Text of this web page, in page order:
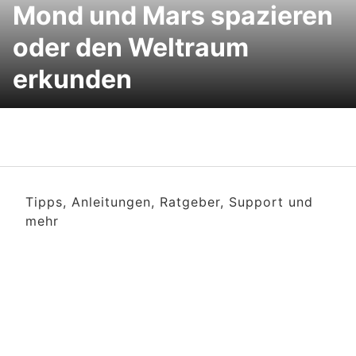
Mond und Mars spazieren
oder den Weltraum
erkunden
Tipps, Anleitungen, Ratgeber, Support und
mehr